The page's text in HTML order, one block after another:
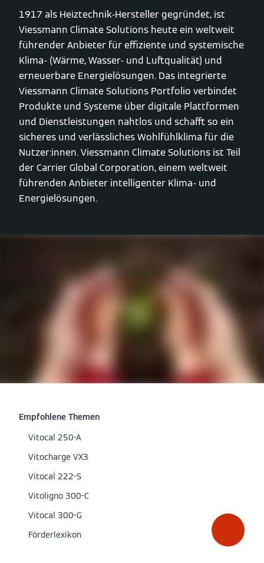
1917 als Heiztechnik-Hersteller gegründet, ist
Viessmann Climate Solutions heute ein weltweit
führender Anbieter für effiziente und systemische
Klima- (Wärme, Wasser- und Luftqualität) und
erneuerbare Energielösungen. Das integrierte
Viessmann Climate Solutions Portfolio verbindet
Produkte und Systeme über digitale Plattformen
und Dienstleistungen nahtlos und schafft so ein
sicheres und verlässliches Wohlfühlklima für die
Nutzer:innen. Viessmann Climate Solutions ist Teil
der Carrier Global Corporation, einem weltweit
führenden Anbieter intelligenter Klima- und
Energielösungen.
Empfohlene Themen
Vitocal 250-A
Vitocharge VX3
Vitocal 222-S
Vitoligno 300-C
Vitocal 300-G
Förderlexikon